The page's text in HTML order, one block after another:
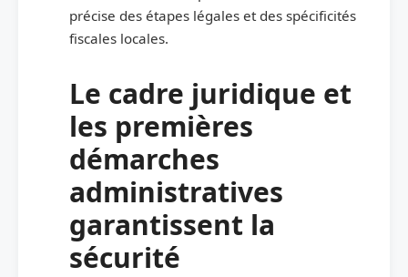
précise des étapes légales et des spécificités
fiscales locales.
Le cadre juridique et
les premières
démarches
administratives
garantissent la
sécurité